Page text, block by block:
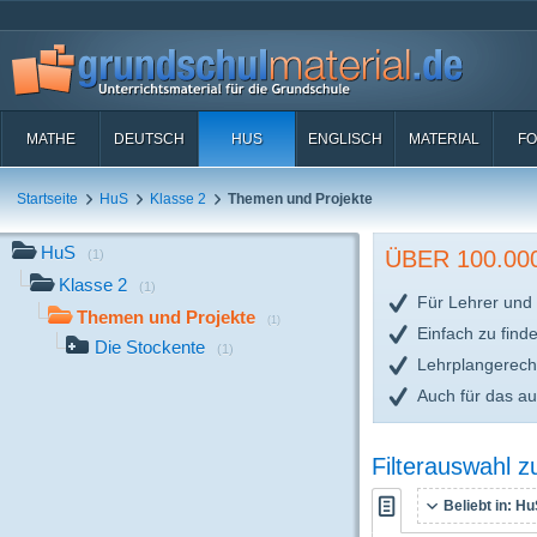
MATHE DEUTSCH HUS ENGLISCH MATERIAL
Startseite HuS Klasse 2 Themen und Projekte
HuS (1)
Klasse 2 (1)
Themen und Projekte (1)
Die Stockente (1)
ÜBER
Für Lehrer und
Einfach zu
Auch für das
Filterauswahl
Beliebt in: